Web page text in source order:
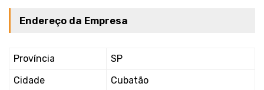
Endereço da Empresa
Província
SP
Cidade
Cubatão